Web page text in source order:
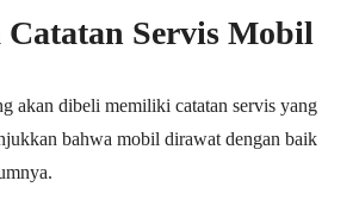
Catatan Servis Mobil
akan dibeli memiliki catatan servis yang
bahwa mobil dirawat dengan baik